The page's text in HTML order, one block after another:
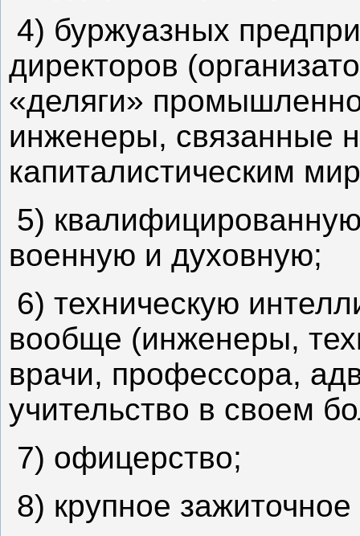
4) буржуазных
директоров
«деляги»
инженеры, связанные
капиталистическим
5)
военную и духовную;
6) техническую
вообще (инженеры,
врачи, профессора,
учительство в своем
7) офицерство;
8) крупное зажиточное